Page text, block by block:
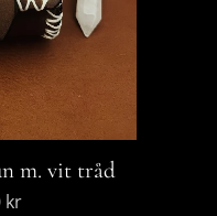
m. vit tråd
kr